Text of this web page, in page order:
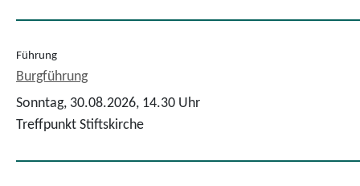
Führung
Burgführung
Sonntag, 30.08.2026, 14.30 Uhr
Treffpunkt Stiftskirche